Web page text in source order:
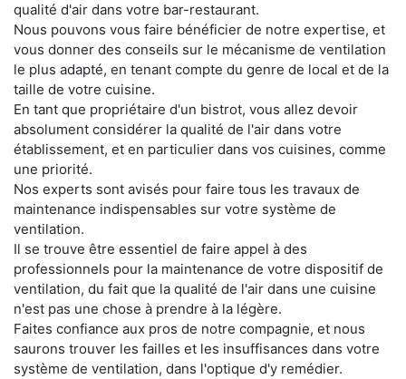
qualité d'air dans votre bar-restaurant.
Nous pouvons vous faire bénéficier de notre expertise, et
vous donner des conseils sur le mécanisme de ventilation
le plus adapté, en tenant compte du genre de local et de la
taille de votre cuisine.
En tant que propriétaire d'un bistrot, vous allez devoir
absolument considérer la qualité de l'air dans votre
établissement, et en particulier dans vos cuisines, comme
une priorité.
Nos experts sont avisés pour faire tous les travaux de
maintenance indispensables sur votre système de
ventilation.
Il se trouve être essentiel de faire appel à des
professionnels pour la maintenance de votre dispositif de
ventilation, du fait que la qualité de l'air dans une cuisine
n'est pas une chose à prendre à la légère.
Faites confiance aux pros de notre compagnie, et nous
saurons trouver les failles et les insuffisances dans votre
système de ventilation, dans l'optique d'y remédier.